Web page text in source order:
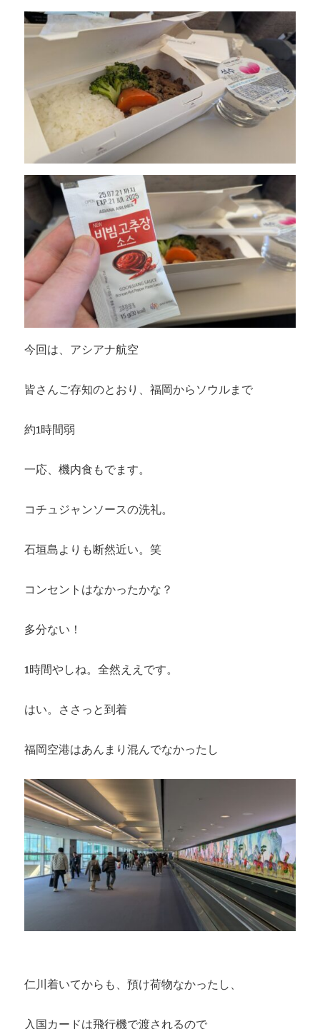
今回は、アシアナ航空
皆さんご存知のとおり、福岡からソウルまで
約1時間弱
一応、機内食もでます。
コチュジャンソースの洗礼。
石垣島よりも断然近い。笑
コンセントはなかったかな？
多分ない！
1時間やしね。全然ええです。
はい。ささっと到着
福岡空港はあんまり混んでなかったし
仁川着いてからも、預け荷物なかったし、
入国カードは飛行機で渡されるので